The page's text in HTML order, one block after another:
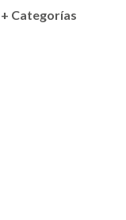
+ Categorías